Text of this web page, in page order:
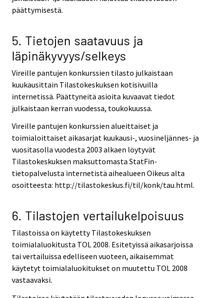
päättymisestä.
5. Tietojen saatavuus ja
läpinäkyvyys/selkeys
Vireille pantujen konkurssien tilasto julkaistaan
kuukausittain Tilastokeskuksen kotisivuilla
internetissä. Päättyneitä asioita kuvaavat tiedot
julkaistaan kerran vuodessa, toukokuussa.
Vireille pantujen konkurssien alueittaiset ja
toimialoittaiset aikasarjat kuukausi-, vuosineljännes- ja
vuositasolla vuodesta 2003 alkaen löytyvät
Tilastokeskuksen maksuttomasta StatFin-
tietopalvelusta internetistä aihealueen Oikeus alta
osoitteesta: http://tilastokeskus.fi/til/konk/tau.html.
6. Tilastojen vertailukelpoisuus
Tilastoissa on käytetty Tilastokeskuksen
toimialaluokitusta TOL 2008. Esitetyissä aikasarjoissa
tai vertailuissa edelliseen vuoteen, aikaisemmat
käytetyt toimialaluokitukset on muutettu TOL 2008
vastaavaksi.